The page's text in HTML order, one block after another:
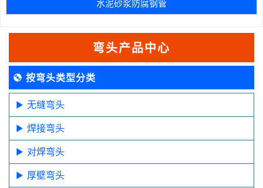
弯头产品中心
按弯头类型分类
无缝弯头
焊接弯头
对焊弯头
厚壁弯头